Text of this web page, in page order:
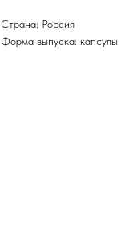
Страна: Россия
Форма выпуска: капсулы